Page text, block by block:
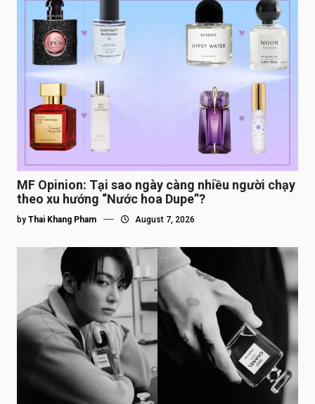
MF Opinion: Tại sao ngày càng nhiều người chạy
theo xu hướng “Nước hoa Dupe”?
by Thai Khang Pham August 7, 2026